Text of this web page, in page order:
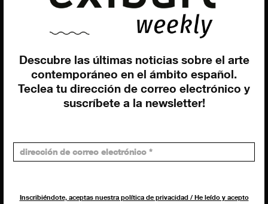
Descubre las últimas noticias sobre el arte
contemporáneo en el ámbito español.
Teclea tu dirección de correo electrónico y
suscríbete a la newsletter!
Inscribiéndote, aceptas nuestra política de privacidad / He leído y acepto
Evelyn Parretti
Marketing
Francesca Grismondi
Marcello Moi